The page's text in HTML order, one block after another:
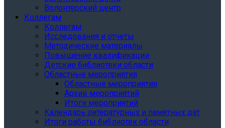
Волонтерский центр
Коллегам
Коллегам
Исследования и отчеты
Методические материалы
Повышение квалификации
Детские библиотеки области
Областные мероприятия
Областные мероприятия
Архив мероприятий
Итоги мероприятий
Календарь литературных и памятных дат
Итоги работы библиотек области